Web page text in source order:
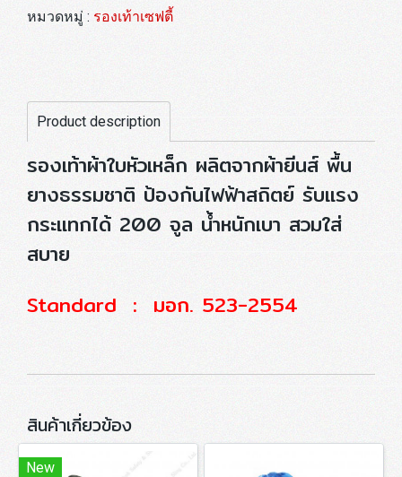
หมวดหมู่ : รองเท้าเซฟตี้
Product description
รองเท้าผ้าใบหัวเหล็ก ผลิตจากผ้ายีนส์ พื้น
ยางธรรมชาติ ป้องกันไฟฟ้าสถิตย์ รับแรง
กระแทกได้ 200 จูล น้ำหนักเบา สวมใส่
สบาย
Standard : มอก. 523-2554
สินค้าเกี่ยวข้อง
New